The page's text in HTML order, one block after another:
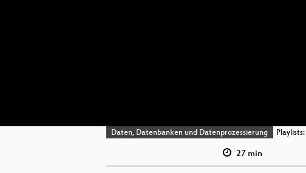
Daten, Datenbanken und Datenprozessierung Playlists:
27 min